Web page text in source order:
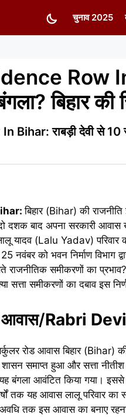
चुनाव 2025
Row In
बिहार
राबड़ी देवी से 10
बिहार (Bihar) की
दशक बाद अपना सरकारी
यादव (Lalu Yadav) परिवार
नवंबर को भवन निर्माण विभाग
राजनीतिक समीकरणों का
सत्ता समीकरणों का दबाव इस
आवास/Rabri
रोड आवास बिहार (Bihar)
समाप्त हुआ और सत्ता
बंगला आवंटित किया गया।
यह आवास लालू परिवार का
तक इस आवास का बनाए रहना